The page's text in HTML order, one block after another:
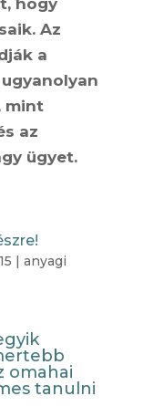
hogy
Az
a
mint
az
ügyet.
| anyagi
omahai
tanulni